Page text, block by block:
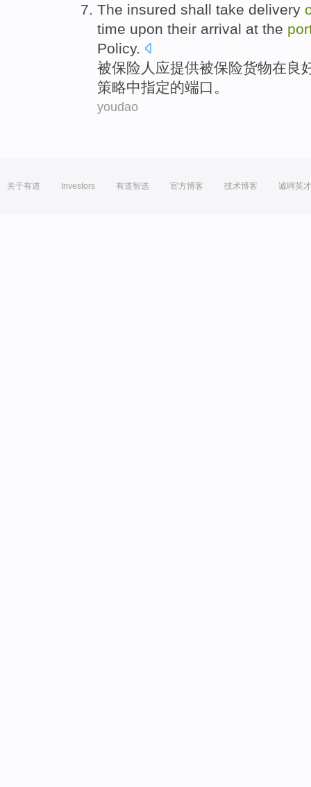
The insured shall take delivery
time upon their arrival at the
Policy.
被保险人应提供被保险货物在良
策略中指定的端口 。
youdao
关于有道 Investors 有道智选 官方博客 技术博客 诚聘英才